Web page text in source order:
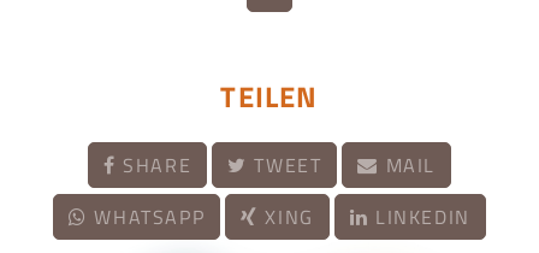
TEILEN
SHARE TWEET
MAIL
WHATSAPP
XING LINKEDIN